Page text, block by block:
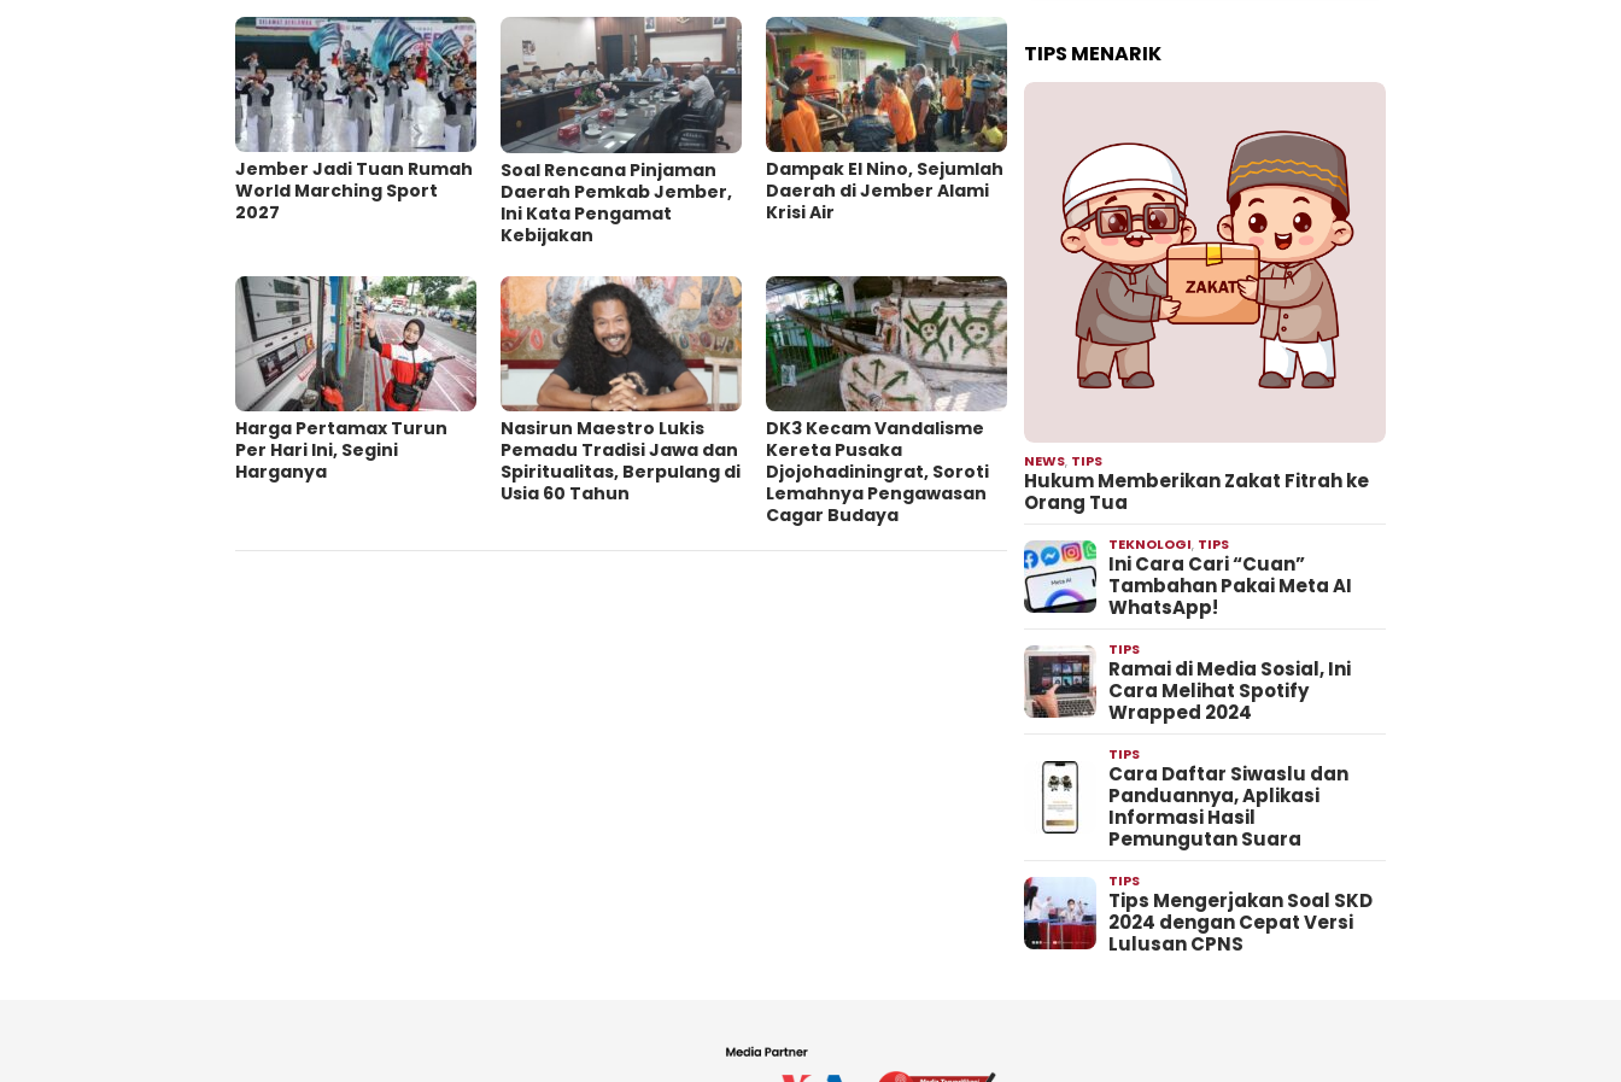
Jember Jadi Tuan Rumah
World Marching Sport
2027
‎Soal Rencana Pinjaman
Daerah Pemkab Jember,
Ini Kata Pengamat
Kebijakan ‎
Dampak El Nino, Sejumlah
Daerah di Jember Alami
Krisi Air
Harga Pertamax Turun
Per Hari Ini, Segini
Harganya
‎Nasirun Maestro Lukis
Pemadu Tradisi Jawa dan
Spiritualitas, Berpulang di
Usia 60 Tahun
DK3 Kecam Vandalisme
Kereta Pusaka
Djojohadiningrat, Soroti
Lemahnya Pengawasan
Cagar Budaya
TIPS MENARIK
NEWS, TIPS
Hukum Memberikan Zakat Fitrah ke
Orang Tua
TEKNOLOGI, TIPS
Ini Cara Cari “Cuan”
Tambahan Pakai Meta AI
WhatsApp!
TIPS
Ramai di Media Sosial, Ini
Cara Melihat Spotify
Wrapped 2024
TIPS
Cara Daftar Siwaslu dan
Panduannya, Aplikasi
Informasi Hasil
Pemungutan Suara
TIPS
Tips Mengerjakan Soal SKD
2024 dengan Cepat Versi
Lulusan CPNS